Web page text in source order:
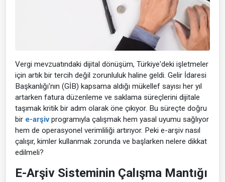
Vergi mevzuatındaki dijital dönüşüm, Türkiye'deki işletmeler
için artık bir tercih değil zorunluluk haline geldi. Gelir İdaresi
Başkanlığı'nın (GİB) kapsama aldığı mükellef sayısı her yıl
artarken fatura düzenleme ve saklama süreçlerini dijitale
taşımak kritik bir adım olarak öne çıkıyor. Bu süreçte doğru
bir e-arşiv programıyla çalışmak hem yasal uyumu sağlıyor
hem de operasyonel verimliliği artırıyor. Peki e-arşiv nasıl
çalışır, kimler kullanmak zorunda ve başlarken nelere dikkat
edilmeli?
E-Arşiv Sisteminin Çalışma Mantığı